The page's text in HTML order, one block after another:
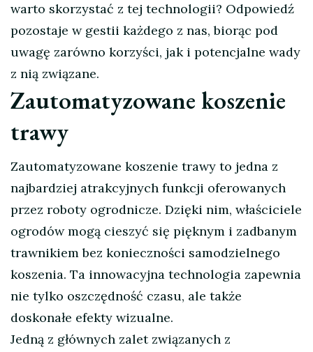
warto skorzystać z tej technologii? Odpowiedź
pozostaje w gestii każdego z nas, biorąc pod
uwagę zarówno korzyści, jak i potencjalne wady
z nią związane.
Zautomatyzowane koszenie
trawy
Zautomatyzowane koszenie trawy to jedna z
najbardziej atrakcyjnych funkcji oferowanych
przez roboty ogrodnicze. Dzięki nim, właściciele
ogrodów mogą cieszyć się pięknym i zadbanym
trawnikiem bez konieczności samodzielnego
koszenia. Ta innowacyjna technologia zapewnia
nie tylko oszczędność czasu, ale także
doskonałe efekty wizualne.
Jedną z głównych zalet związanych z